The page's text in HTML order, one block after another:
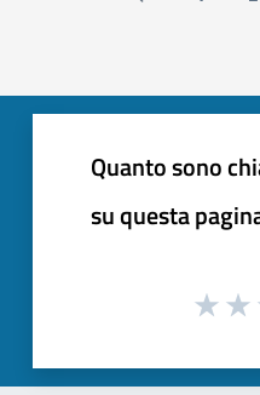
Pagina
Quanto sono
su questa